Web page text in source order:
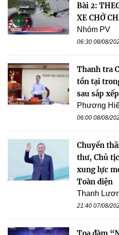
Bài 2:
XE CHỞ
Nhóm PV
06:30 08/08/
Thanh tra
tồn tại
sau sắp
Phương
06:00 08/08/
Chuyến
thư, Chủ
xung lực
Toàn diện
Thanh
21:40 07/08/